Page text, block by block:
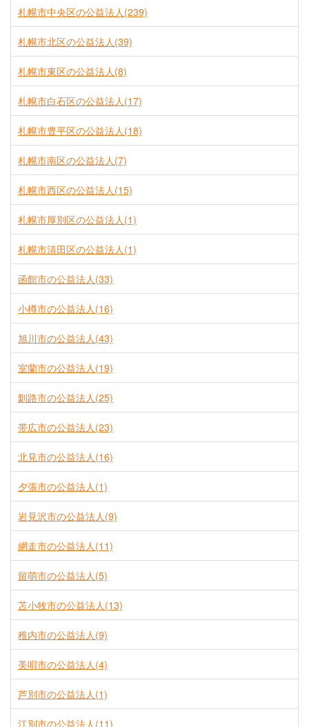
札幌市中央区の公益法人(239)
札幌市北区の公益法人(39)
札幌市東区の公益法人(8)
札幌市白石区の公益法人(17)
札幌市豊平区の公益法人(18)
札幌市南区の公益法人(7)
札幌市西区の公益法人(15)
札幌市厚別区の公益法人(1)
札幌市清田区の公益法人(1)
函館市の公益法人(33)
小樽市の公益法人(16)
旭川市の公益法人(43)
室蘭市の公益法人(19)
釧路市の公益法人(25)
帯広市の公益法人(23)
北見市の公益法人(16)
夕張市の公益法人(1)
岩見沢市の公益法人(9)
網走市の公益法人(11)
留萌市の公益法人(5)
苫小牧市の公益法人(13)
稚内市の公益法人(9)
美唄市の公益法人(4)
芦別市の公益法人(1)
江別市の公益法人(11)